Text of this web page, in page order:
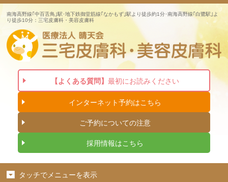
南海高野線｢中百舌鳥｣駅･地下鉄御堂筋線｢なかもず｣駅より徒歩約1分･南海高野線｢白鷺駅｣よ
り徒歩10分：三宅皮膚科・美容皮膚科
【よくある質問】最初にお読みください
インターネット予約はこちら
ご予約についての注意
採用情報はこちら
タッチでメニューを表示